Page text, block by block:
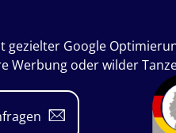
gezielter Google
Werbung oder wilder